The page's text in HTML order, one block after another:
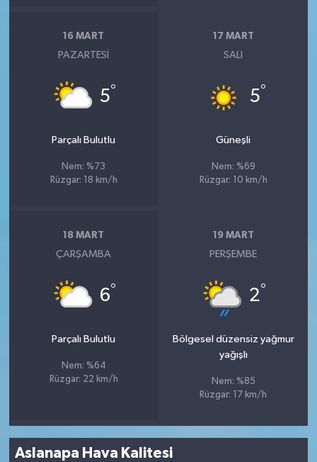
16 MART
PAZARTESI
5°
Parçalı Bulutlu
Nem: %73
Rüzgar: 18 km/h
17 MART
SALI
5°
Güneşli
Nem: %69
Rüzgar: 10 km/h
18 MART
ÇARŞAMBA
6°
Parçalı Bulutlu
Nem: %64
Rüzgar: 22 km/h
19 MART
PERŞEMBE
2°
Bölgesel düzensiz yağmur
yağışlı
Nem: %85
Rüzgar: 17 km/h
Aslanapa Hava Kalitesi